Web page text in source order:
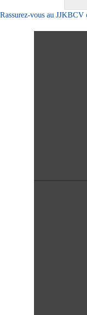
Rassurez-vous au JJKBCV